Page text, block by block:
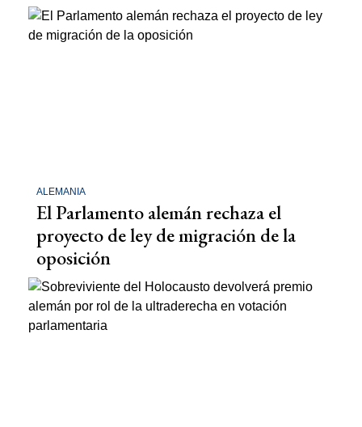
ALEMANIA
El Parlamento alemán rechaza el
proyecto de ley de migración de la
oposición